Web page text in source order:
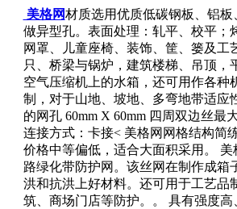
美格网材质选用优质低碳钢板、铝
做异型孔。表面处理：轧平、校平；
网罩、儿童座椅、装饰、筐、篓及
只、桥梁与锅炉，建筑楼梯、吊顶
空气压缩机上的水箱，还可用作各
制，对于山地、坡地、多弯地带适应
的网孔 60mm X 60mm 四周双边丝最
连接方式：卡接< 美格网网格结构简
价格中等偏低，适合大面积采用。
路绿化带防护网。该丝网在制作成
洪和抗洪上好材料。还可用于工艺品
筑、商场门店等防护。。 具有强度